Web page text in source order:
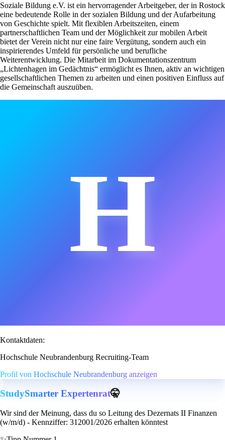
Soziale Bildung e.V. ist ein hervorragender Arbeitgeber, der in Rostock
eine bedeutende Rolle in der sozialen Bildung und der Aufarbeitung
von Geschichte spielt. Mit flexiblen Arbeitszeiten, einem
partnerschaftlichen Team und der Möglichkeit zur mobilen Arbeit
bietet der Verein nicht nur eine faire Vergütung, sondern auch ein
inspirierendes Umfeld für persönliche und berufliche
Weiterentwicklung. Die Mitarbeit im Dokumentationszentrum
„Lichtenhagen im Gedächtnis“ ermöglicht es Ihnen, aktiv an wichtigen
gesellschaftlichen Themen zu arbeiten und einen positiven Einfluss auf
die Gemeinschaft auszuüben.
H
Kontaktdaten:
Hochschule Neubrandenburg Recruiting-Team
Profil von Hochschule Neubrandenburg anzeigen
StudySmarter Expertenrat🤫
Wir sind der Meinung, dass du so Leitung des Dezernats II Finanzen
(w/m/d) - Kennziffer: 312001/2026 erhalten könntest